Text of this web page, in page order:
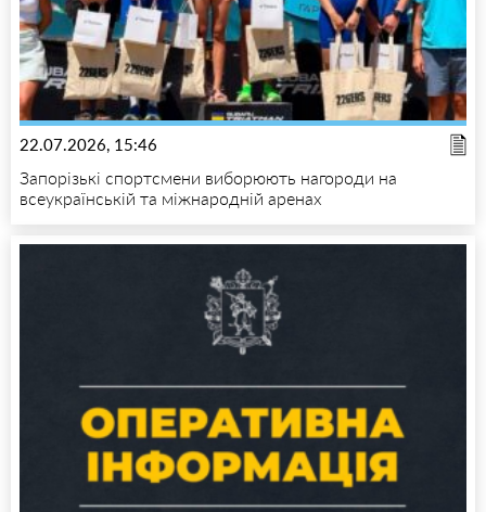
22.07.2026, 15:46
Запорізькі спортсмени виборюють нагороди на
всеукраїнській та міжнародній аренах